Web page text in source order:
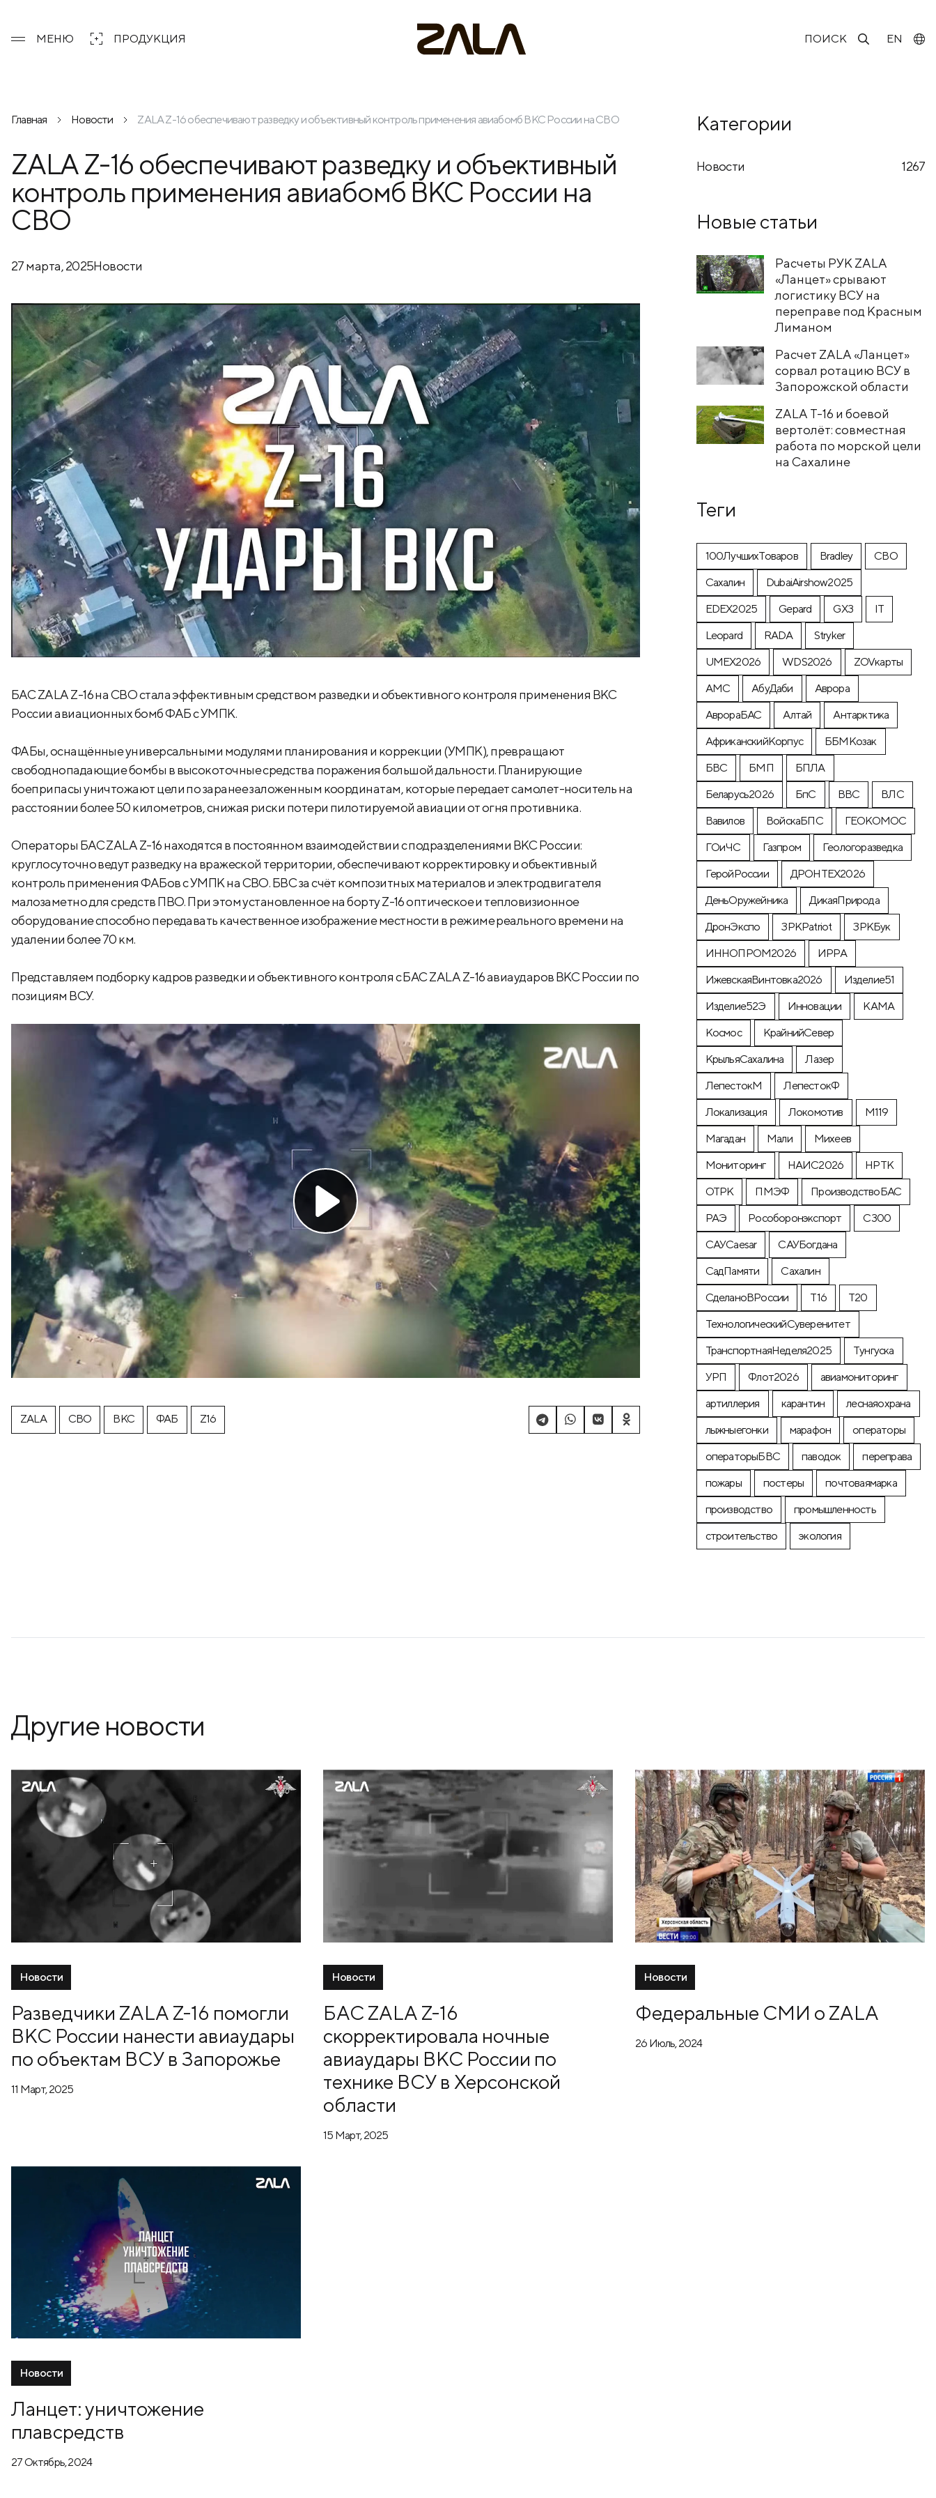
МЕНЮ ПРОДУКЦИЯ ПОИСК EN
Главная Новости ZALA Z-16 обеспечивают разведку и объективный контроль применения авиабомб ВКС России на СВО
ZALA Z-16 обеспечивают разведку и объективный
контроль применения авиабомб ВКС России на
СВО
27 марта, 2025Новости
БАС ZALA Z-16 на СВО стала эффективным средством разведки и объективного контроля применения ВКС
России авиационных бомб ФАБ с УМПК.
ФАБы, оснащённые универсальными модулями планирования и коррекции (УМПК), превращают
свободнопадающие бомбы в высокоточные средства поражения большой дальности. Планирующие
боеприпасы уничтожают цели по заранее заложенным координатам, которые передает самолет-носитель на
расстоянии более 50 километров, снижая риски потери пилотируемой авиации от огня противника.
Операторы БАС ZALA Z-16 находятся в постоянном взаимодействии с подразделениями ВКС России:
круглосуточно ведут разведку на вражеской территории, обеспечивают корректировку и объективный
контроль применения ФАБов с УМПК на СВО. БВС за счёт композитных материалов и электродвигателя
малозаметно для средств ПВО. При этом установленное на борту Z-16 оптическое и тепловизионное
оборудование способно передавать качественное изображение местности в режиме реального времени на
удалении более 70 км.
Представляем подборку кадров разведки и объективного контроля с БАС ZALA Z-16 авиаударов ВКС России по
позициям ВСУ.
ZALA СВО ВКС ФАБ Z16
Категории
Новости 1267
Новые статьи
Расчеты РУК ZALA
«Ланцет» срывают
логистику ВСУ на
переправе под Красным
Лиманом
Расчет ZALA «Ланцет»
сорвал ротацию ВСУ в
Запорожской области
ZALA T-16 и боевой
вертолёт: совместная
работа по морской цели
на Сахалине
Теги
100ЛучшихТоваров Bradley
CВО
Cахалин
DubaiAirshow2025
EDEX2025
Gepard GX3
IT
Leopard
RADA
Stryker
UMEX2026
WDS2026
ZOVкарты
АМС
АбуДаби
Аврора
АврораБАС
Алтай
Антарктика
АфриканскийКорпус
ББМКозак
БВС
БМП
БПЛА
Беларусь2026
БпС ВВС
ВЛС
Вавилов
ВойскаБПС
ГЕОКОМОС
ГОиЧС
Газпром
Геологоразведка
ГеройРоссии
ДРОНТЕХ2026
ДеньОружейника
ДикаяПрирода
ДронЭкспо
ЗРКPatriot
ЗРКБук
ИННОПРОМ2026
ИРРА
ИжевскаяВинтовка2026
Изделие51
Изделие52Э
Инновации
КАМА
Космос
КрайнийСевер
КрыльяСахалина
Лазер
ЛепестокМ
ЛепестокФ
Локализация
Локомотив
М119
Магадан
Мали
Михеев
Мониторинг
НАИС2026
НРТК
ОТРК
ПМЭФ
ПроизводствоБАС
РАЭ
Рособоронэкспорт
С300
САУCaesar
САУБогдана
СадПамяти
Сахалин
СделаноВРоссии
Т16
Т20
ТехнологическийСуверенитет
ТранспортнаяНеделя2025
Тунгуска
УРП
Флот2026
авиамониторинг
артиллерия
карантин
леснаяохрана
лыжныегонки
марафон
операторы
операторыБВС
паводок
переправа
пожары
постеры
почтоваямарка
производство
промышленность
строительство
экология
Другие новости
Новости
Разведчики ZALA Z-16 помогли
ВКС России нанести авиаудары
по объектам ВСУ в Запорожье
11 Март, 2025
Новости
БАС ZALA Z-16
скорректировала ночные
авиаудары ВКС России по
технике ВСУ в Херсонской
области
15 Март, 2025
Новости
Федеральные СМИ о ZALA
26 Июль, 2024
Новости
Ланцет: уничтожение
плавсредств
27 Октябрь, 2024